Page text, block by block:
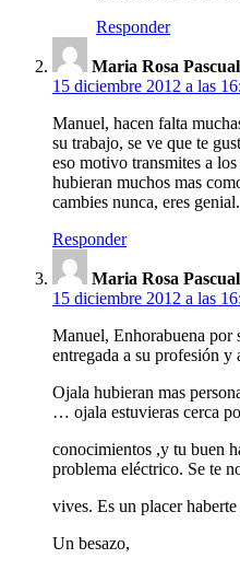
Responder
Maria Rosa Pascual
15 diciembre 2012 a las
Manuel, hacen falta
su trabajo, se ve que te
eso motivo transmites a
hubieran muchos mas
cambies nunca, eres genial.
Responder
Maria Rosa Pascual
15 diciembre 2012 a las
Manuel, Enhorabuena por
entregada a su profesión y
Ojala hubieran mas
… ojala estuvieras cerca
conocimientos ,y tu buen
problema eléctrico. Se te
vives. Es un placer
Un besazo,